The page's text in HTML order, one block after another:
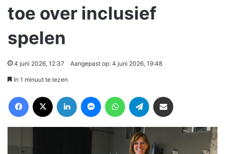
toe over inclusief
spelen
4 juni 2026, 12:37 Aangepast op: 4 juni 2026, 19:48
In 1 minuut te lezen